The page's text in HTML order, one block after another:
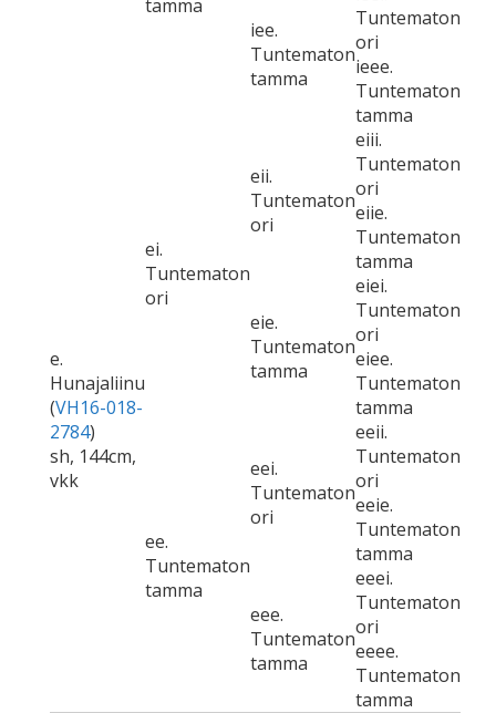
tamma
iee.
Tuntematon
tamma
Tuntematon
ori
ieee.
Tuntematon
tamma
e.
Hunajaliinu
(VH16-018-
2784)
sh, 144cm,
vkk
ei.
Tuntematon
ori
eii.
Tuntematon
ori
eiii.
Tuntematon
ori
eiie.
Tuntematon
tamma
eie.
Tuntematon
tamma
eiei.
Tuntematon
ori
eiee.
Tuntematon
tamma
ee.
Tuntematon
tamma
eei.
Tuntematon
ori
eeii.
Tuntematon
ori
eeie.
Tuntematon
tamma
eee.
Tuntematon
tamma
eeei.
Tuntematon
ori
eeee.
Tuntematon
tamma